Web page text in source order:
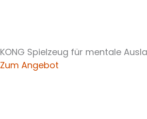
KONG Spielzeug für mentale
Zum Angebot